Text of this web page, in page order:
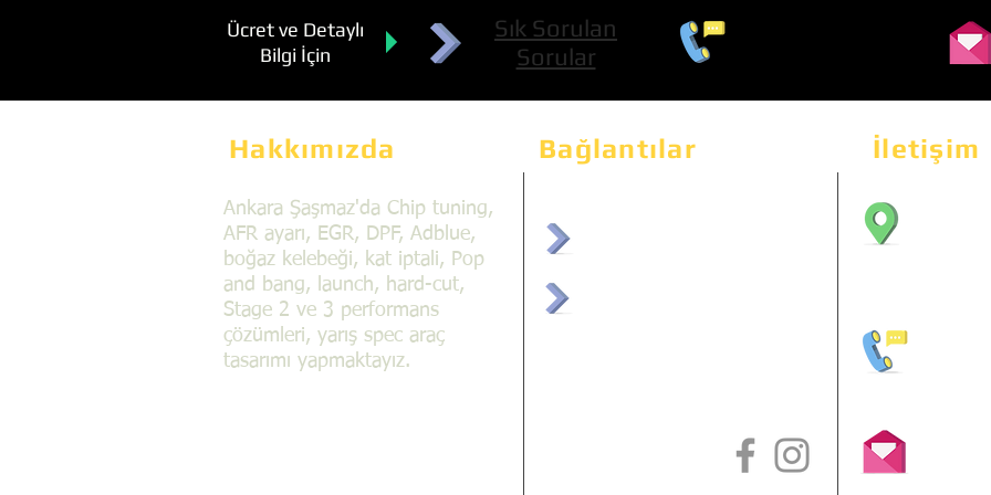
Ücret ve Detaylı
Bilgi İçin
Sık Sorulan
Sorular
Hakkımızda Bağlantılar İletişim
Ankara Şaşmaz'da Chip tuning,
AFR ayarı, EGR, DPF, Adblue,
boğaz kelebeği, kat iptali, Pop
and bang, launch, hard-cut,
Stage 2 ve 3 performans
çözümleri, yarış spec araç
tasarımı yapmaktayız.